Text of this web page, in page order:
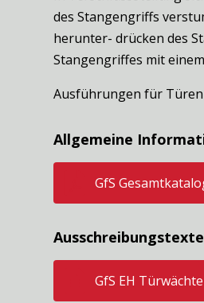
des Stangengriffs
herunter- drücken des
Stangengriffes mit
Ausführungen für Türen
Allgemeine
GfS
Ausschreibungstexte
GfS EH